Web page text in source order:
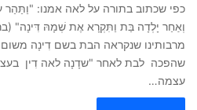
כפי שכתוב בתורה על לאה אמנו: "וַתַּהַר
וְאַחַר יָלְדָה בַּת וַתִּקְרָא אֶת שְׁמָהּ דִּינָה"
מרבותינו שנקראה הבת בשם דִינָה
שהפכה לבת לאחר "שדָנָה לאה דִין
עצמה…